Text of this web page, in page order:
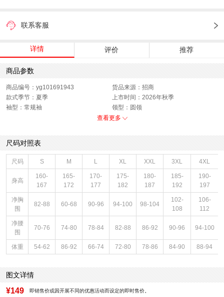
联系客服
详情 评价 推荐
商品参数
商品编号：yg101691943
货品来源：招商
款式季节：夏季
上市时间：2026年秋季
袖型：常规袖
领型：圆领
运动款式：短袖T恤
查看更多
尺码对照表
尺码 S M L XL XXL 3XL 4XL
身高
160-
167
165-
172
170-
177
175-
182
180-
187
185-
192
190-
197
净胸
围
82-88 60-68 90-96 94-100 98-104
102-
108
106-
112
净腰
围
70-76 74-80 78-84 82-88 86-92 90-96 94-100
体重 54-62 86-92 66-74 72-80 78-86 84-90 88-94
图文详情
¥149 即销售价或因开展不同的优惠活动而设定的即时售价。